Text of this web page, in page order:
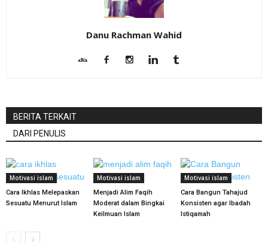
Danu Rachman Wahid
BERITA TERKAIT
DARI PENULIS
Motivasi islam
Cara Ikhlas Melepaskan
Sesuatu Menurut Islam
Motivasi islam
Menjadi Alim Faqih
Moderat dalam Bingkai
Keilmuan Islam
Motivasi islam
Cara Bangun Tahajud
Konsisten agar Ibadah
Istiqamah